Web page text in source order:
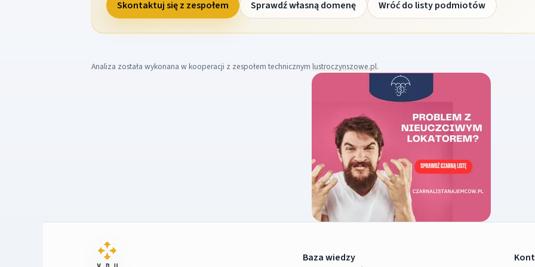
Skontaktuj się z zespołem Sprawdź własną domenę Wróć do listy podmiotów
Analiza została wykonana w kooperacji z zespołem technicznym lustroczynszowe.pl.
Baza wiedzy